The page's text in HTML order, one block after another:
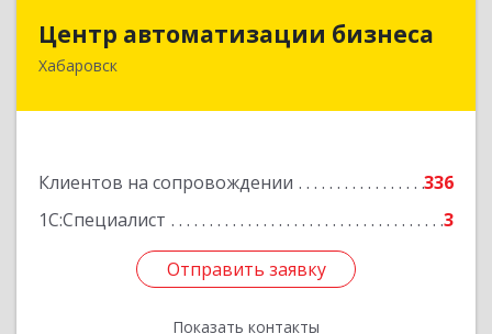
Центр автоматизации бизнеса
Хабаровск
Клиентов на сопровождении
336
1С:Специалист
3
Отправить заявку
Показать контакты
Центр автоматизации бизнеса
680030, Хабаровский край, Хабаровск г, Ленина
Отправить заявку
Назад